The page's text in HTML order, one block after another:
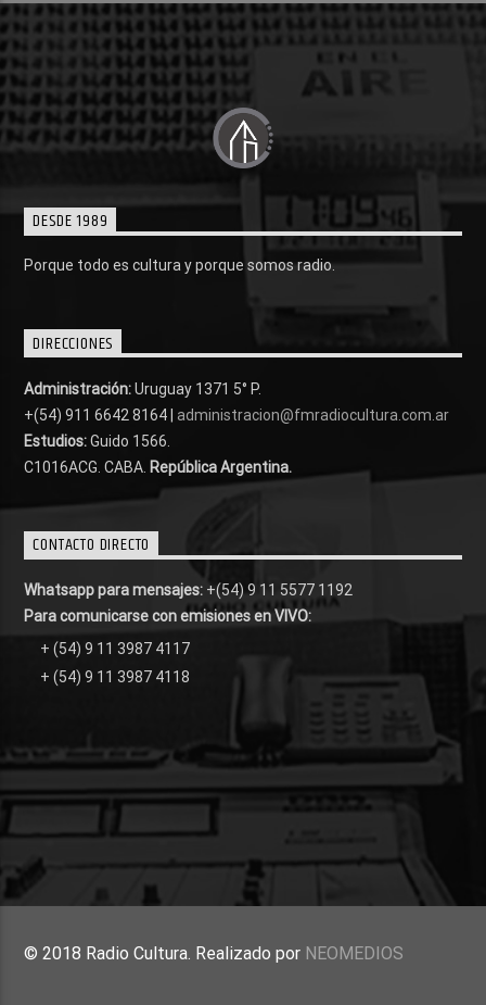
DESDE 1989
Porque todo es cultura y porque somos radio.
DIRECCIONES
Administración:Uruguay 1371 5° P.
+(54) 911 6642 8164 | administracion@fmradiocultura.com.ar
Estudios:Guido 1566.
C1016ACG . CABA. República Argentina.
CONTACTO DIRECTO
Whatsapp para mensajes: +(54) 9 11 5577 1192
Para comunicarse con emisiones en VIVO:
+ (54) 9 11 3987 4117
+ (54) 9 11 3987 4118
© 2018 Radio Cultura. Realizado por NEOMEDIOS